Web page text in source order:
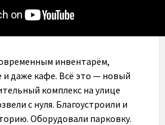
инвентарём,
и даже кафе. Всё это — новый
комплекс на улице
с нуля. Благоустроили и
Оборудовали парковку.